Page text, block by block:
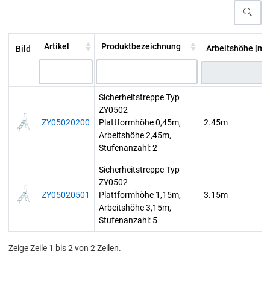
Bild Artikel Produktbezeichnung Arbeitshöhe [m]
ZY05020200
Sicherheitstreppe Typ
ZY0502
Plattformhöhe 0,45m,
Arbeitshöhe 2,45m,
Stufenanzahl: 2
2.45m
ZY05020501
Sicherheitstreppe Typ
ZY0502
Plattformhöhe 1,15m,
Arbeitshöhe 3,15m,
Stufenanzahl: 5
3.15m
Zeige Zeile 1 bis 2 von 2 Zeilen.